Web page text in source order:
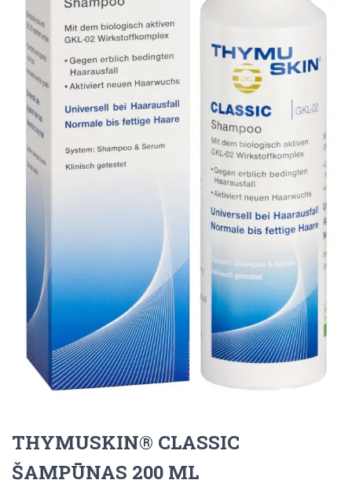
THYMUSKIN® CLASSIC
ŠAMPŪNAS 200 ML